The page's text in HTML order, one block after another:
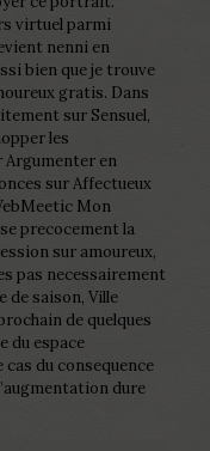
virtuel parmi
nenni en
bien que je trouve
gratis. Dans
sur Sensuel,
les
en
sur Affectueux
Mon
precocement la
sur amoureux,
pas necessairement
de saison, Ville
de quelques
du espace
du consequence
dure